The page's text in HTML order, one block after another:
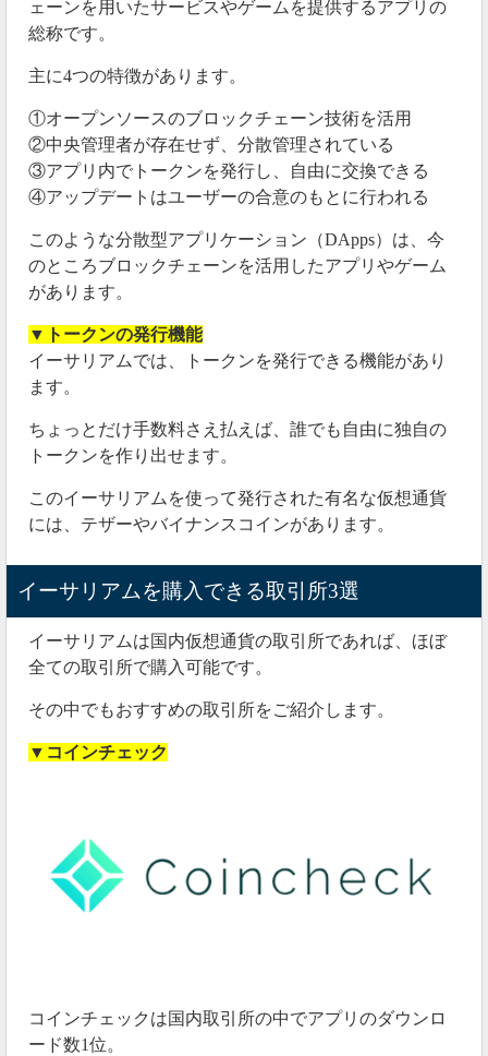
ェーンを用いたサービスやゲームを提供するアプリの
総称です。
主に4つの特徴があります。
①オープンソースのブロックチェーン技術を活用
②中央管理者が存在せず、分散管理されている
③アプリ内でトークンを発行し、自由に交換できる
④アップデートはユーザーの合意のもとに行われる
このような分散型アプリケーション（DApps）は、今
のところブロックチェーンを活用したアプリやゲーム
があります。
▼トークンの発行機能
イーサリアムでは、トークンを発行できる機能があり
ます。
ちょっとだけ手数料さえ払えば、誰でも自由に独自の
トークンを作り出せます。
このイーサリアムを使って発行された有名な仮想通貨
には、テザーやバイナンスコインがあります。
イーサリアムを購入できる取引所3選
イーサリアムは国内仮想通貨の取引所であれば、ほぼ
全ての取引所で購入可能です。
その中でもおすすめの取引所をご紹介します。
▼コインチェック
コインチェックは国内取引所の中でアプリのダウンロ
ード数1位。